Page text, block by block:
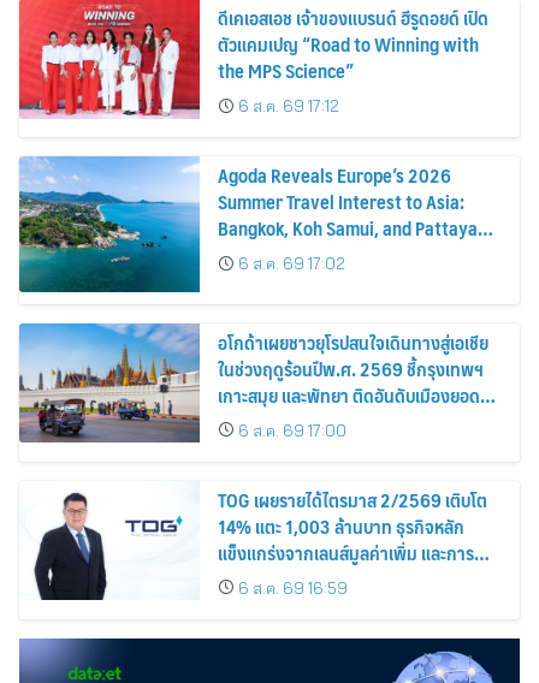
ดีเคเอสเอช เจ้าของแบรนด์ ฮีรูดอยด์ เปิด
ตัวแคมเปญ “Road to Winning with
the MPS Science”
6 ส.ค. 69 17:12
Agoda Reveals Europe’s 2026
Summer Travel Interest to Asia:
Bangkok, Koh Samui, and Pattaya
Among the Top Cities
6 ส.ค. 69 17:02
อโกด้าเผยชาวยุโรปสนใจเดินทางสู่เอเชีย
ในช่วงฤดูร้อนปีพ.ศ. 2569 ชี้กรุงเทพฯ
เกาะสมุย และพัทยา ติดอันดับเมืองยอด
นิยม6 ส.ค. 69 17:00
TOG เผยรายได้ไตรมาส 2/2569 เติบโต
14% แตะ 1,003 ล้านบาท ธุรกิจหลัก
แข็งแกร่งจากเลนส์มูลค่าเพิ่ม และการ
ขยายตลาดต่างประเทศ พร้อมเดินหน้า
ลงทุนเพื่อการเติบโตระยะยาว
6 ส.ค. 69 16:59